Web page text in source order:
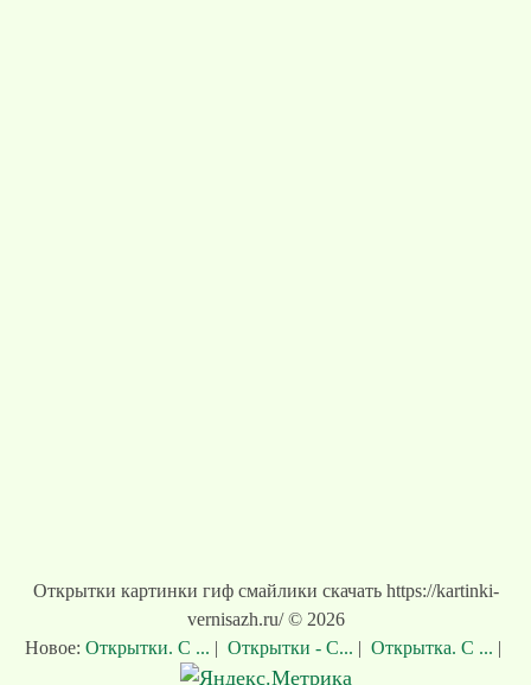
Открытки картинки гиф смайлики скачать https://kartinki-
vernisazh.ru/ © 2026
Новое: Открытки. С ... | Открытки - С... | Открытка. С ... |